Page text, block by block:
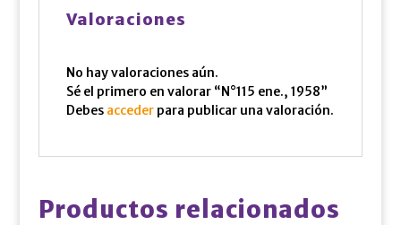
Valoraciones
No hay valoraciones aún.
Sé el primero en valorar “N°115 ene., 1958”
Debes accederpara publicar una valoración.
Productos relacionados